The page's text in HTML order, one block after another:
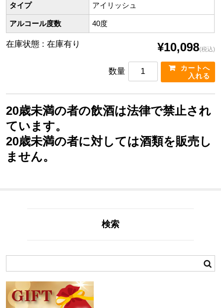
タイプ アイリッシュ
アルコール度数 40度
在庫状態 : 在庫有り ¥10,098(税込)
数量
20歳未満の者の飲酒は法律で禁止され
ています。
20歳未満の者に対しては酒類を販売し
ません。
検索